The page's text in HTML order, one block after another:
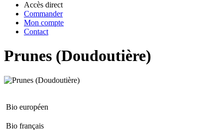
Accès direct
Commander
Mon compte
Contact
Prunes (Doudoutière)
Bio européen
Bio français